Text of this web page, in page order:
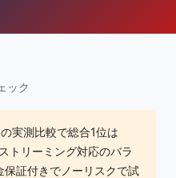
ック
実測比較で総合1位は
トリーミング対応のバラ
証付きでノーリスクで試